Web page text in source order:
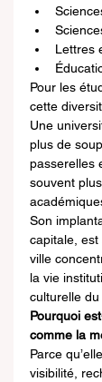
Lettres
Pour les
cette
Une
plus de
passerelles
souvent
Son
capitale, est
ville
la vie
culturelle du
Pourquoi
comme la
Parce
visibilité,